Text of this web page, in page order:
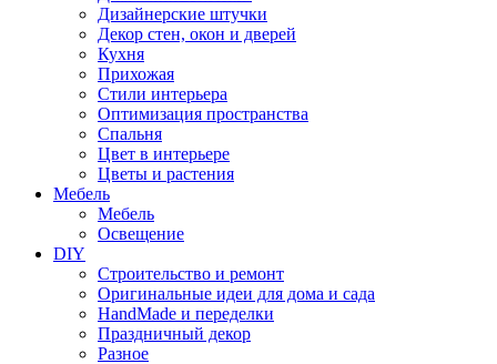
Дизайнерские штучки
Декор стен, окон и дверей
Кухня
Прихожая
Стили интерьера
Оптимизация пространства
Спальня
Цвет в интерьере
Цветы и растения
Мебель
Мебель
Освещение
DIY
Строительство и ремонт
Оригинальные идеи для дома и сада
HandMade и переделки
Праздничный декор
Разное